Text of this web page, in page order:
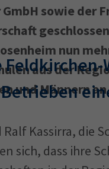
GmbH sowie der
nun
aus der
und Männern
Kassirra, die
sich, dass ihre